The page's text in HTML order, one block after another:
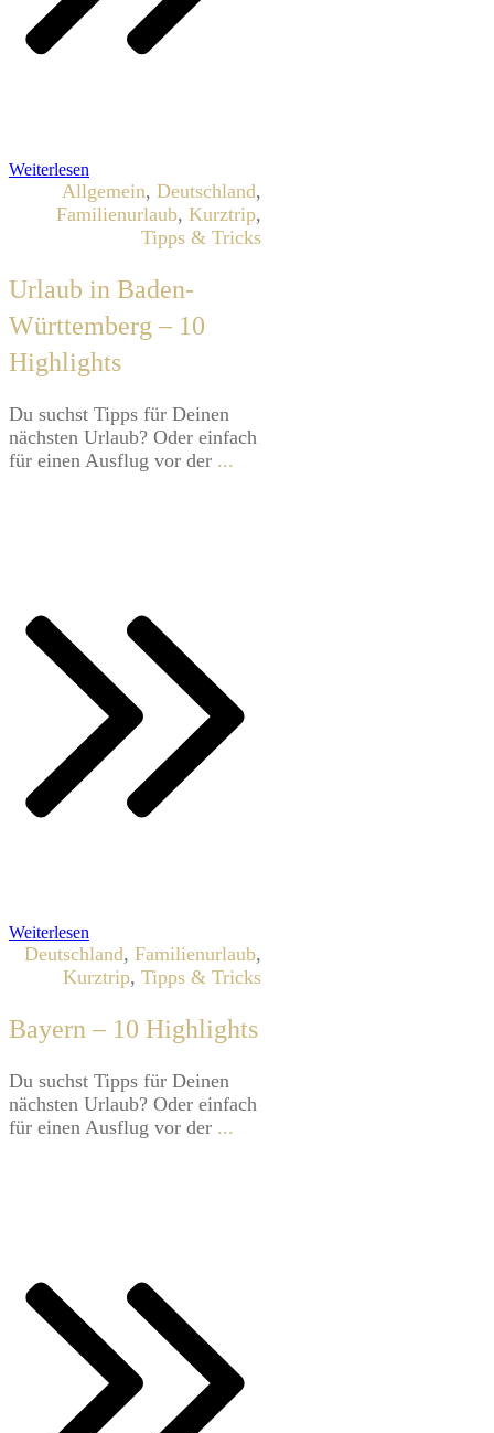
Weiterlesen
Allgemein, Deutschland,
Familienurlaub, Kurztrip,
Tipps & Tricks
Urlaub in Baden-
Württemberg – 10
Highlights
​Du suchst Tipps für Deinen
nächsten Urlaub? Oder einfach
für einen Ausflug vor der ...
Weiterlesen
Deutschland, Familienurlaub,
Kurztrip, Tipps & Tricks
Bayern – 10 Highlights
​Du suchst Tipps für Deinen
nächsten Urlaub? Oder einfach
für einen Ausflug vor der ...